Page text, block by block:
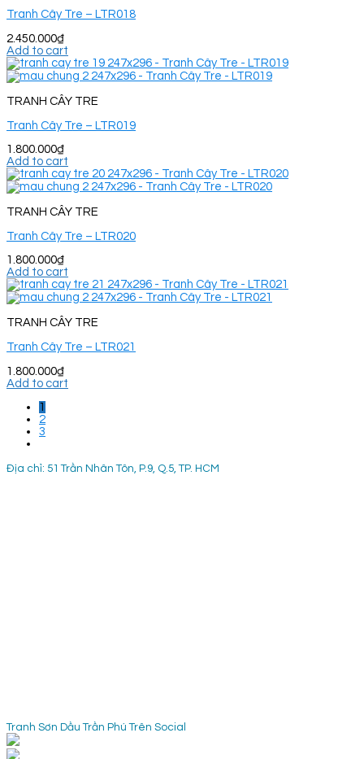
Tranh Cây Tre – LTR018
2.450.000₫
Add to cart
TRANH CÂY TRE
Tranh Cây Tre – LTR019
1.800.000₫
Add to cart
TRANH CÂY TRE
Tranh Cây Tre – LTR020
1.800.000₫
Add to cart
TRANH CÂY TRE
Tranh Cây Tre – LTR021
1.800.000₫
Add to cart
1
2
3
Địa chỉ: 51 Trần Nhân Tôn, P.9, Q.5, TP. HCM
Tranh Sơn Dầu Trần Phú Trên Social